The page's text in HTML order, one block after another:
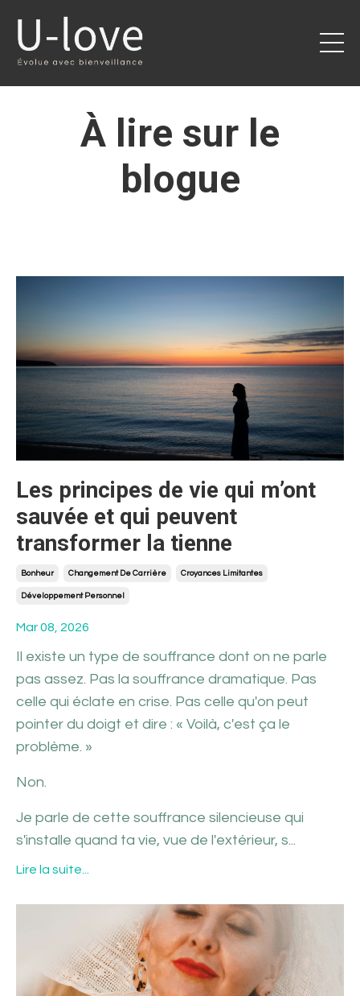
À lire sur le
blogue
Les principes de vie qui m’ont
sauvée et qui peuvent
transformer la tienne
Bonheur Changement De Carrière Croyances Limitantes
Développement Personnel
Mar 08, 2026
Il existe un type de souffrance dont on ne parle
pas assez. Pas la souffrance dramatique. Pas
celle qui éclate en crise. Pas celle qu'on peut
pointer du doigt et dire : « Voilà, c'est ça le
problème. »
Non.
Je parle de cette souffrance silencieuse qui
s'installe quand ta vie, vue de l'extérieur, s...
Lire la suite...